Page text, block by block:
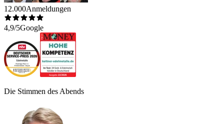
12.000Anmeldungen
4,9/5Google
Die Stimmen des Abends